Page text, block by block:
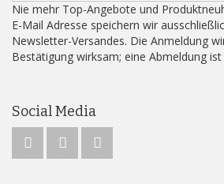
Nie mehr Top-Angebote und
E-Mail Adresse speichern wir
Newsletter-Versandes. Die Anmeldung
Bestätigung wirksam; eine Abmeldung
Social Media